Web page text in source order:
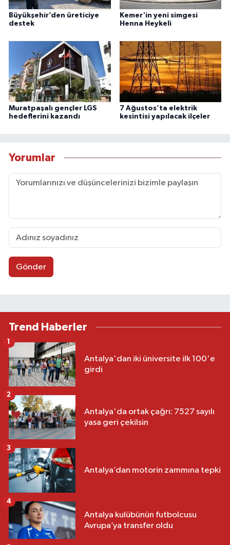
Büyükşehir’den üreticiye
destek
Kemer'in yeni simgesi
Henna Heykeli
Muratpaşalı gençler LGS
hedeflerini kazandı
7 Ağustos’ta elektrik
kesintisi yapılacak ilçeler
Yorumlar
Gönder
Trend Haberler
Antalya'dan iki üniversite ilk 100'e
girdi
1
Antalya'da ortak çağrı: 7527 sayılı
yasa geri çekilsin
2
Antalya’dan motorin zammına tepki
3
Antalya kulübünün futbolcusu
Avrupa’ya transfer oldu
4